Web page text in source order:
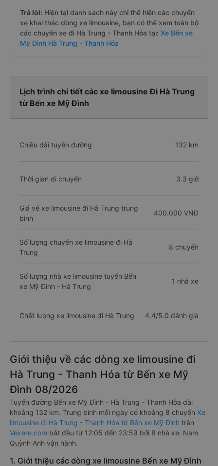
Trả lời: Hiện tại danh sách này chỉ thể hiện các chuyến
xe khai thác dòng xe limousine, bạn có thể xem toàn bộ
các chuyến xe đi Hà Trung - Thanh Hóa tại: Xe Bến xe
Mỹ Đình Hà Trung - Thanh Hóa
Lịch trình chi tiết các xe limousine Đi Hà Trung
từ Bến xe Mỹ Đình
Chiều dài tuyến đường 132 km
Thời gian di chuyển 3.3 giờ
Giá vé xe limousine đi Hà Trung trung
bình
400.000 VNĐ
Số lượng chuyến xe limousine đi Hà
Trung
8 chuyến
Số lượng nhà xe limousine tuyến Bến
xe Mỹ Đình - Hà Trung
1 nhà xe
Chất lượng xe limousine đi Hà Trung 4.4/5.0 đánh giá
Giới thiệu về các dòng xe limousine đi
Hà Trung - Thanh Hóa từ Bến xe Mỹ
Đình 08/2026
Tuyến đường Bến xe Mỹ Đình - Hà Trung - Thanh Hóa dài
khoảng 132 km. Trung bình mỗi ngày có khoảng 8 chuyến Xe
limousine đi Hà Trung - Thanh Hóa từ Bến xe Mỹ Đình trên
Vexere.com bắt đầu từ 12:05 đến 23:59 bởi 8 nhà xe: Nam
Quỳnh Anh vận hành.
1. Giới thiệu các dòng xe limousine Bến xe Mỹ Đình